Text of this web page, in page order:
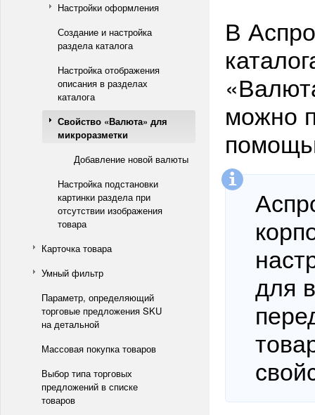
Настройки оформления
Создание и настройка
раздела каталога
Настройка отображения
описания в разделах
каталога
Свойство «Валюта» для
микроразметки
Добавление новой валюты
Настройка подстановки
картинки раздела при
отсутствии изображения
товара
Карточка товара
Умный фильтр
Параметр, определяющий
торговые предложения SKU
на детальной
Массовая покупка товаров
Выбор типа торговых
предложений в списке
товаров
В
можно
для